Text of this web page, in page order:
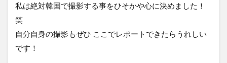
私は絶対韓国で撮影する事をひそかや心に決めました！
笑
自分自身の撮影もぜひ ここでレポートできたらうれしい
です！